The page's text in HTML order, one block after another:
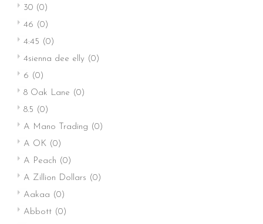
30 (0)
46 (0)
4:45 (0)
4sienna dee elly (0)
6 (0)
8 Oak Lane (0)
8.5 (0)
A Mano Trading (0)
A OK (0)
A Peach (0)
A Zillion Dollars (0)
Aakaa (0)
Abbott (0)